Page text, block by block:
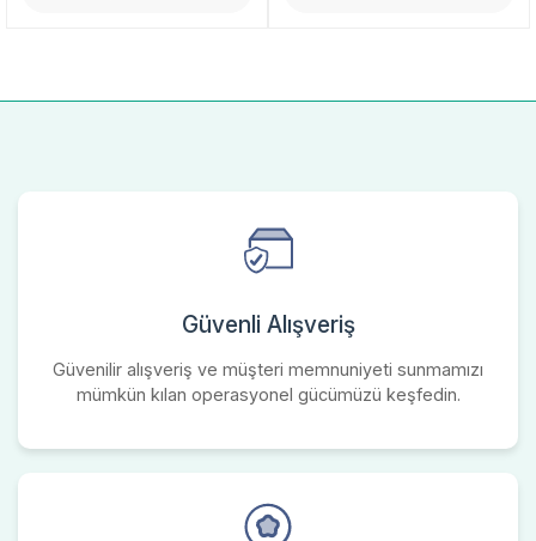
Güvenli Alışveriş
Güvenilir alışveriş ve müşteri memnuniyeti sunmamızı
mümkün kılan operasyonel gücümüzü keşfedin.